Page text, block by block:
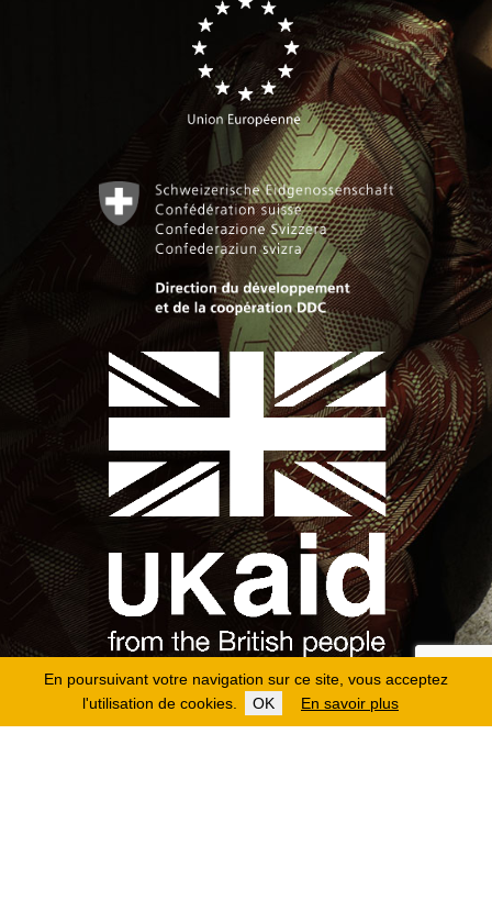
En poursuivant votre navigation sur ce site, vous acceptez
l'utilisation de cookies.
OK En savoir plus